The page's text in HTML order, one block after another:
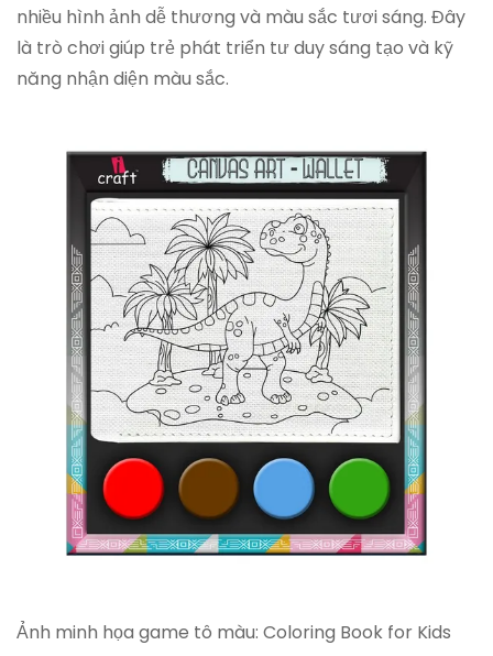
nhiều hình ảnh dễ thương và màu sắc tươi sáng. Đây
là trò chơi giúp trẻ phát triển tư duy sáng tạo và kỹ
năng nhận diện màu sắc.
Ảnh minh họa game tô màu: Coloring Book for Kids